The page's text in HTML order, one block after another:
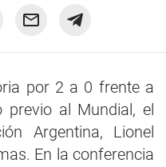
por 2 a 0 frente a
al Mundial, el
Argentina, Lionel
En la conferencia